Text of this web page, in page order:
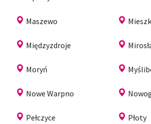
Maszewo
Międzyzdroje
Moryń
Nowe Warpno
Pełczyce Płoty